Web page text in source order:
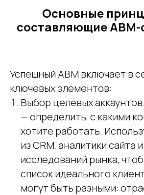
Основные
составляющие ABM-
Успешный ABM включает в
ключевых элементов:
Выбор целевых
— определить, с какими
хотите работать.
из CRM, аналитики сайта и
исследований рынка,
список идеального
могут быть разными: